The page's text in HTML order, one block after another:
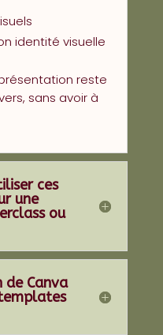
identité visuelle
reste
sans avoir à
ces
une
ou
de Canva